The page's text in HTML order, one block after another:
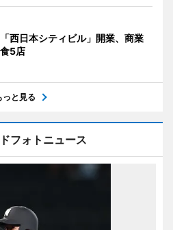
西日本シティビル」開業、商業
5店
っと見る
フォトニュース